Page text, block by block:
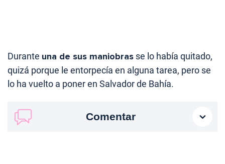
Durante una de sus maniobras se lo había quitado,
quizá porque le entorpecía en alguna tarea, pero se
lo ha vuelto a poner en Salvador de Bahía.
Comentar